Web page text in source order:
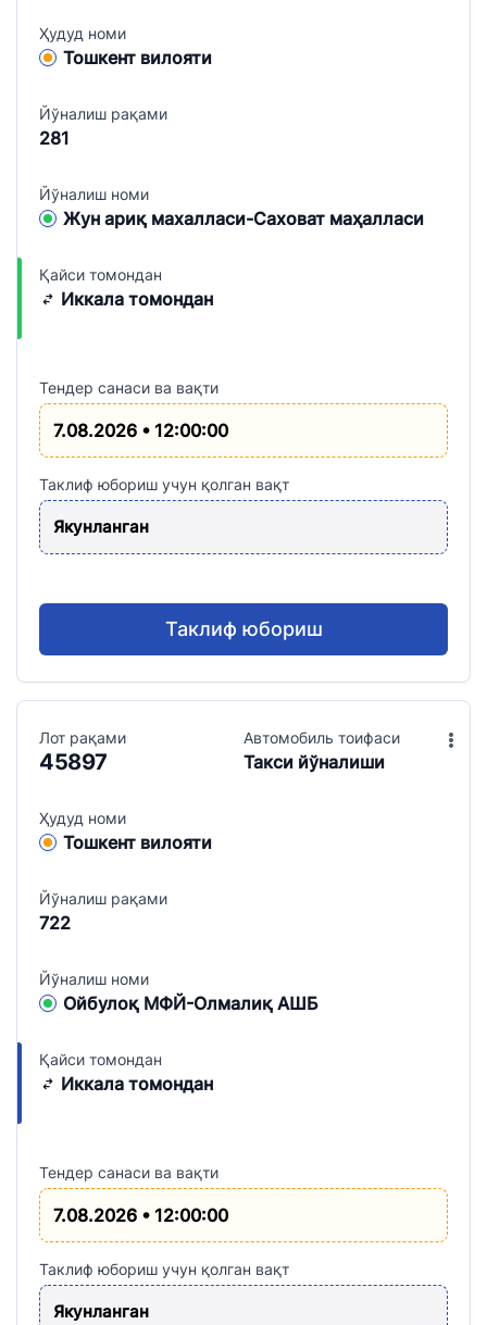
Ҳудуд номи
Тошкент вилояти
Йўналиш рақами
281
Йўналиш номи
Жун ариқ махалласи-Саховат маҳалласи
Қайси томондан
Иккала томондан
Тендер санаси ва вақти
7.08.2026 • 12:00:00
Таклиф юбориш учун қолган вақт
Якунланган
Таклиф юбориш
Лот рақами
45897
Ҳудуд номи
Тошкент вилояти
Йўналиш рақами
722
Йўналиш номи
Ойбулоқ МФЙ-Олмалиқ АШБ
Aвтомобиль тоифаси
Такси йўналиши
Қайси томондан
Иккала томондан
Тендер санаси ва вақти
7.08.2026 • 12:00:00
Таклиф юбориш учун қолган вақт
Якунланган